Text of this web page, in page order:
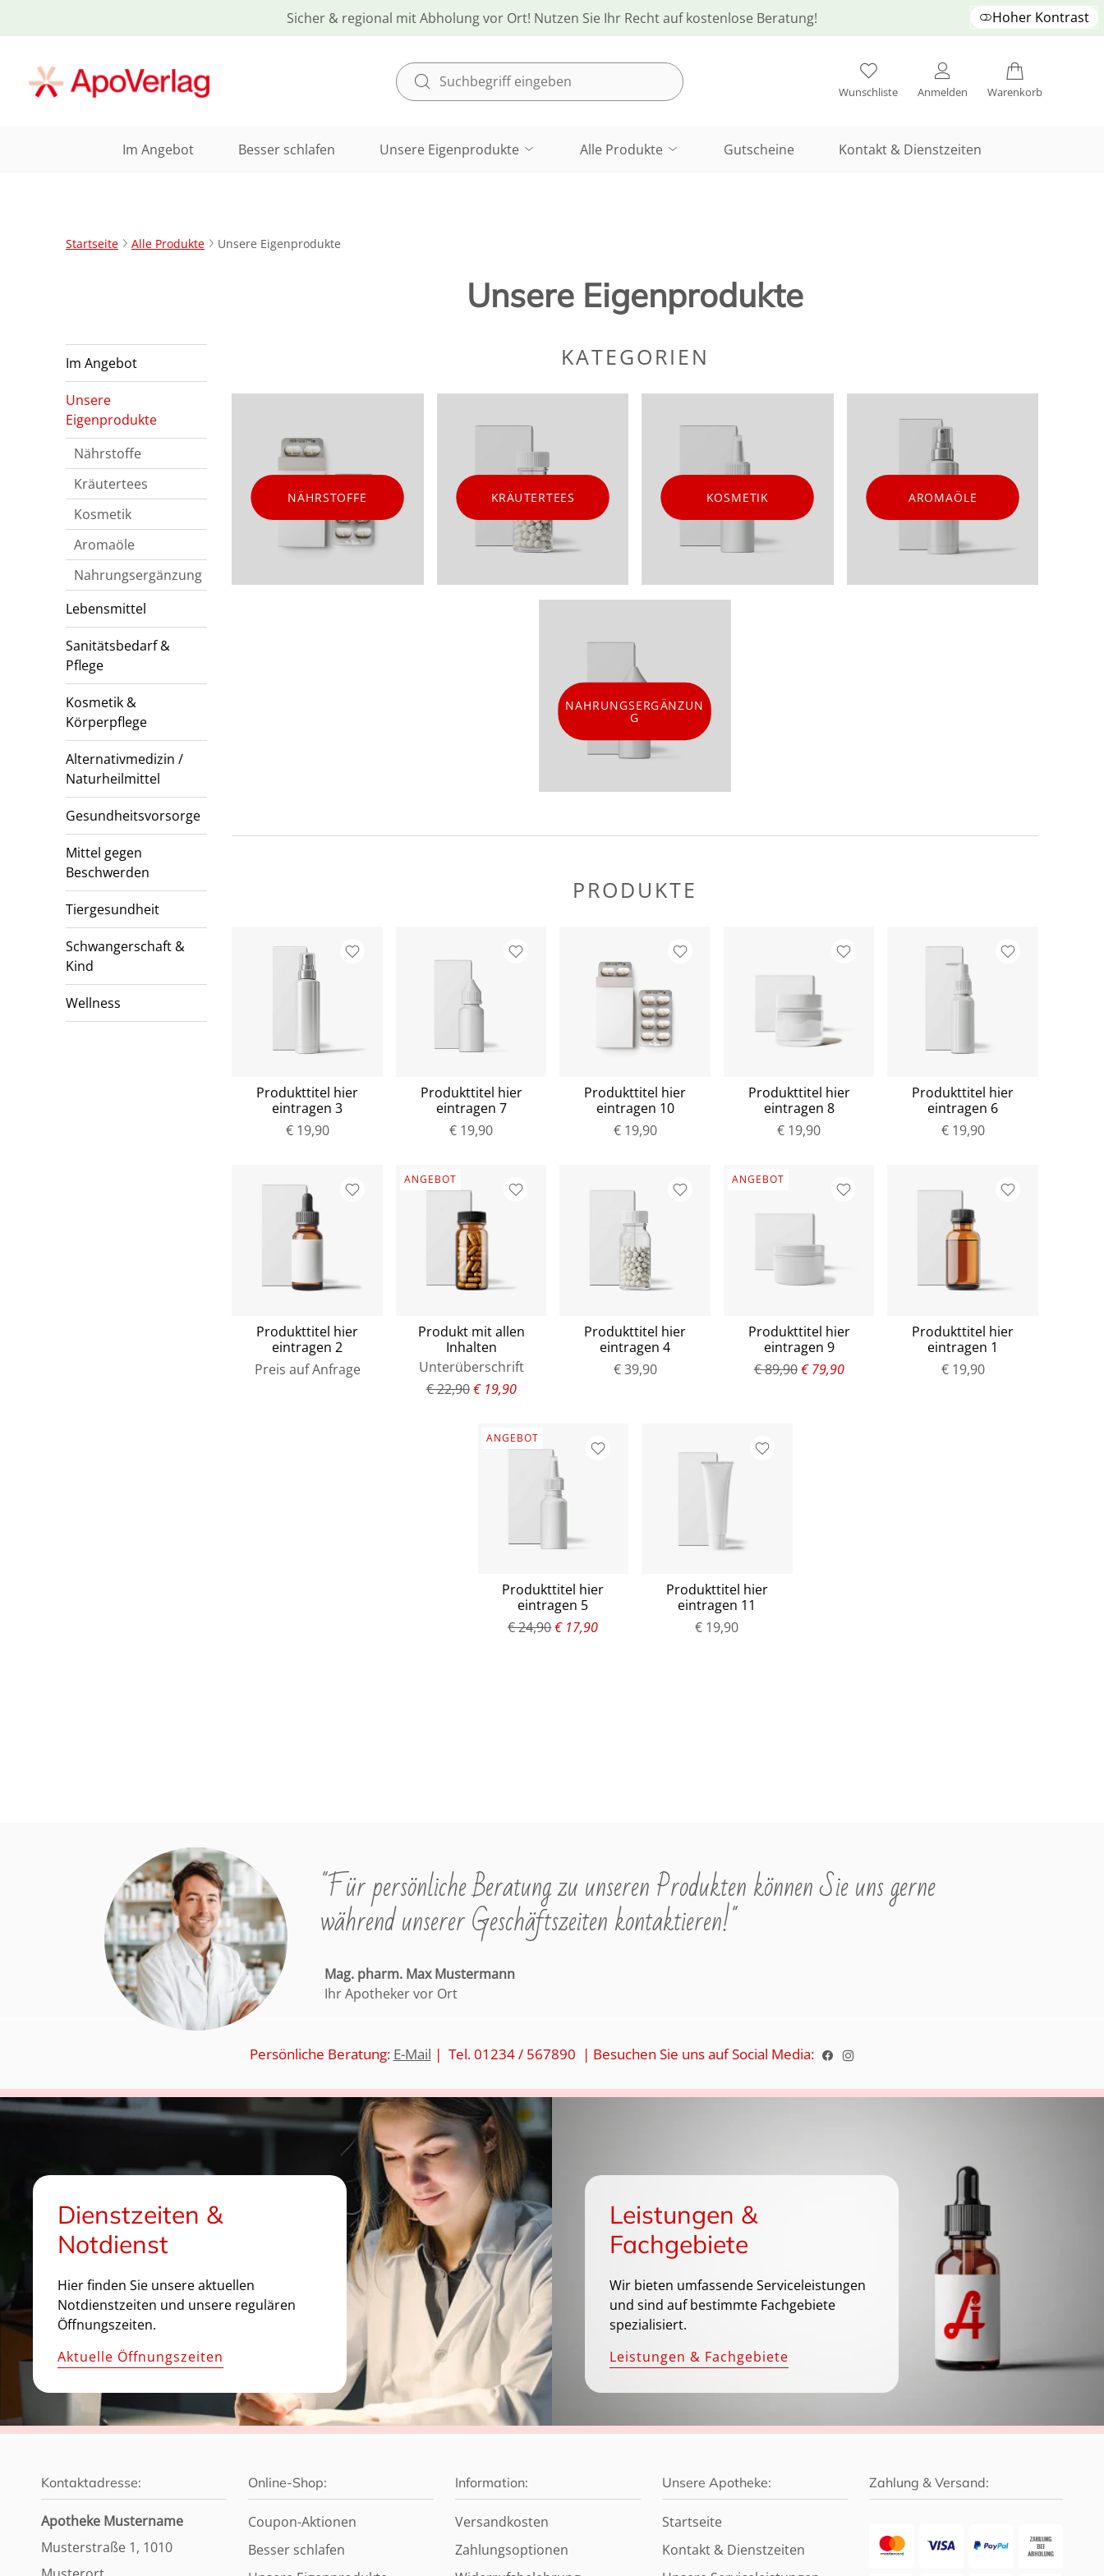
Sicher & regional mit Abholung vor Ort! Nutzen Sie Ihr Recht auf kostenlose Beratung! Hoher Kontrast
Wunschliste Anmelden Warenkorb
Im Angebot Besser schlafen Unsere Eigenprodukte Alle Produkte Gutscheine Kontakt & Dienstzeiten
Startseite Alle Produkte Unsere Eigenprodukte
Im Angebot
Unsere
Eigenprodukte
Nährstoffe
Kräutertees
Kosmetik
Aromaöle
Nahrungsergänzung
Lebensmittel
Sanitätsbedarf &
Pflege
Kosmetik &
Körperpflege
Alternativmedizin /
Naturheilmittel
Gesundheitsvorsorge
Mittel gegen
Beschwerden
Tiergesundheit
Schwangerschaft &
Kind
Wellness
Unsere Eigenprodukte
KATEGORIEN
NÄHRSTOFFE KRÄUTERTEES KOSMETIK AROMAÖLE
NAHRUNGSERGÄNZUN
G
PRODUKTE
Produkttitel hier
eintragen 3
€ 19,90
Produkttitel hier
eintragen 7
€ 19,90
Produkttitel hier
eintragen 10
€ 19,90
Produkttitel hier
eintragen 8
€ 19,90
Produkttitel hier
eintragen 6
€ 19,90
Produkttitel hier
eintragen 2
Preis auf Anfrage
ANGEBOT
Produkt mit allen
Inhalten
Unterüberschrift
€ 22,90€ 19,90
Produkttitel hier
eintragen 4
€ 39,90
ANGEBOT
Produkttitel hier
eintragen 9
€ 89,90€ 79,90
Produkttitel hier
eintragen 1
€ 19,90
ANGEBOT
Produkttitel hier
eintragen 5
€ 24,90€ 17,90
Produkttitel hier
eintragen 11
€ 19,90
"Für persönliche Beratung zu unseren Produkten können Sie uns gerne
während unserer Geschäftszeiten kontaktieren!"
Mag. pharm. Max Mustermann
Ihr Apotheker vor Ort
Persönliche Beratung: E-Mail | Tel. 01234 / 567890 | Besuchen Sie uns auf Social Media:
Dienstzeiten &
Notdienst
Hier finden Sie unsere aktuellen
Notdienstzeiten und unsere regulären
Öffnungszeiten.
Aktuelle Öffnungszeiten
Leistungen &
Fachgebiete
Wir bieten umfassende Serviceleistungen
und sind auf bestimmte Fachgebiete
spezialisiert.
Leistungen & Fachgebiete
Kontaktadresse:
Apotheke Mustername
Musterstraße 1, 1010
Online-Shop:
Coupon-Aktionen
Besser schlafen
Information:
Versandkosten
Zahlungsoptionen
Unsere Apotheke:
Startseite
Kontakt & Dienstzeiten
Zahlung & Versand: